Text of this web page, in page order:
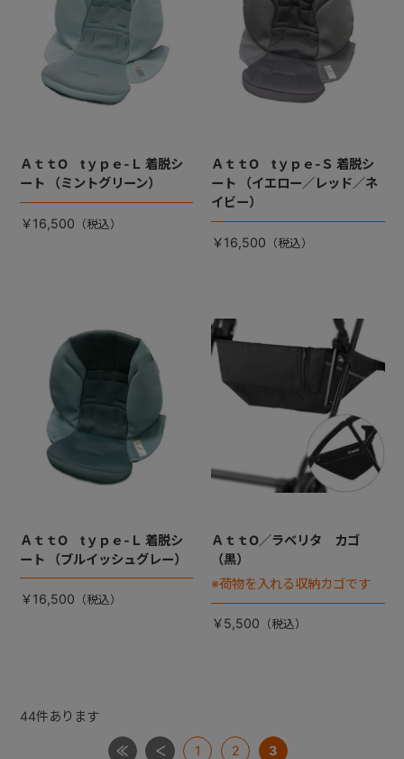
ＡｔｔO tｙｐｅ-Ｌ 着脱シ
ート （ミントグリーン）
￥16,500
ＡｔｔO tｙｐｅ-Ｓ 着脱シ
ート （イエロー／レッド／ネ
イビー）
￥16,500
ＡｔｔO tｙｐｅ-Ｌ 着脱シ
ート （ブルイッシュグレー）
￥16,500
ＡｔｔO／ラベリタ カゴ
（黒）
※荷物を入れる収納カゴです
￥5,500
44件あります
1 2 3